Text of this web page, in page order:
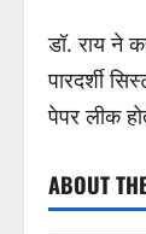
डॉ. राय ने
पारदर्शी
पेपर लीक
ABOUT